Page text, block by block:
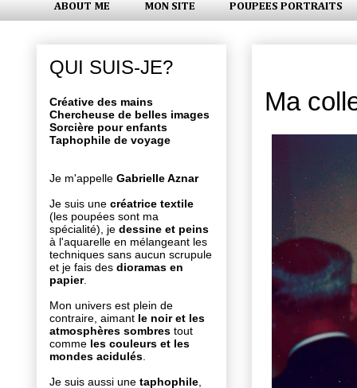
ABOUT ME MON SITE POUPEES PORTRAITS
Ma
QUI SUIS-JE?
Créative des mains
Chercheuse de belles images
Sorcière pour enfants
Taphophile de voyage
Je m'appelle Gabrielle Aznar
Je suis une créatrice textile
(les poupées sont ma
spécialité), je dessine et peins
à l'aquarelle en mélangeant les
techniques sans aucun scrupule
et je fais des dioramas en
papier.
Mon univers est plein de
contraire, aimant le noir et les
atmosphères sombres tout
comme les couleurs et les
mondes acidulés
Je suis aussi une taphophile